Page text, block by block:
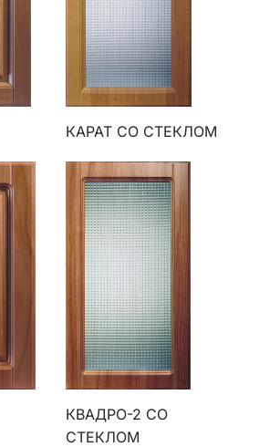
КАРАТ СО СТЕКЛОМ
КВАДРО-2 СО
СТЕКЛОМ